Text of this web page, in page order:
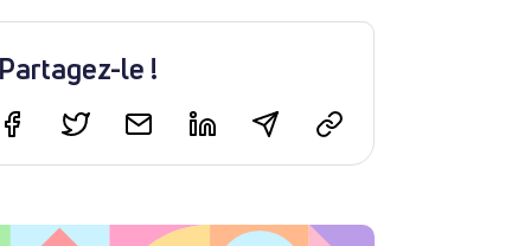
Partagez-le !